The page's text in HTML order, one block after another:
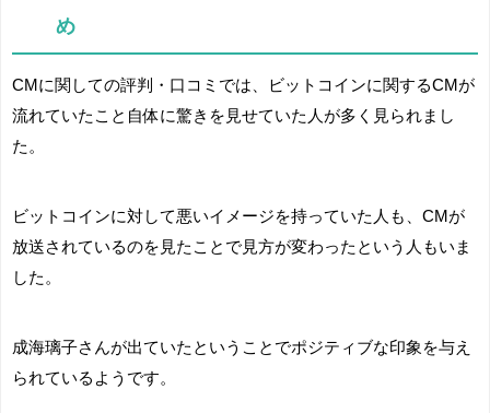
め
CMに関しての評判・口コミでは、ビットコインに関するCMが
流れていたこと自体に驚きを見せていた人が多く見られまし
た。
ビットコインに対して悪いイメージを持っていた人も、CMが
放送されているのを見たことで見方が変わったという人もいま
した。
成海璃子さんが出ていたということでポジティブな印象を与え
られているようです。